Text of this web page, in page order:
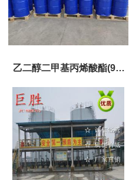
乙二醇二甲基丙烯酸酯(97-